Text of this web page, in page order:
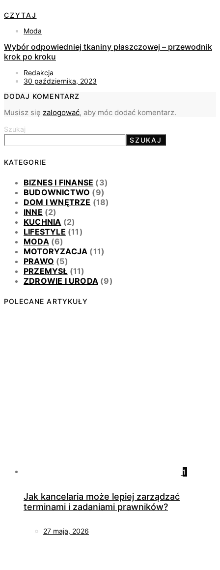
CZYTAJ
Moda
Wybór odpowiedniej tkaniny płaszczowej – przewodnik
krok po kroku
Redakcja
30 października, 2023
DODAJ KOMENTARZ
Musisz się zalogować, aby móc dodać komentarz.
Szukaj
SZUKAJ
KATEGORIE
BIZNES I FINANSE (3)
BUDOWNICTWO (9)
DOM I WNĘTRZE (18)
INNE (2)
KUCHNIA (2)
LIFESTYLE (11)
MODA(6)
MOTORYZACJA (11)
PRAWO (5)
PRZEMYSŁ (11)
ZDROWIE I URODA (9)
POLECANE ARTYKUŁY
1
Jak kancelaria może lepiej zarządzać
terminami i zadaniami prawników?
27 maja, 2026